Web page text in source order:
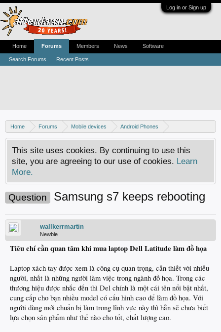
Log in or Sign up
Home Forums Mobile devices
Android Phones
Samsung discussion
This site uses cookies. By continuing to use this
site, you are agreeing to our use of cookies. Learn
More.
Question Samsung s7 keeps rebooting
wallkerrmartin
Newbie
Tiêu chí cần quan tâm khi mua laptop Dell Latitude làm đồ họa
Laptop xách tay được xem là công cụ quan trọng, cần thiết với nhiều
người, nhất là những người làm việc trong ngành đồ họa. Trong các
thương hiệu được nhắc đến thì Del chính là một cái tên nổi bật nhất,
cung cấp cho bạn nhiều model có cấu hình cao để làm đồ họa. Với
người dùng mới chuẩn bị làm trong lĩnh vực này thì hẳn sẽ chưa biết
lựa chọn sản phẩm như thế nào cho tốt, chất lượng cao.
Home Forums
Search Forums Recent Posts
Members News Software